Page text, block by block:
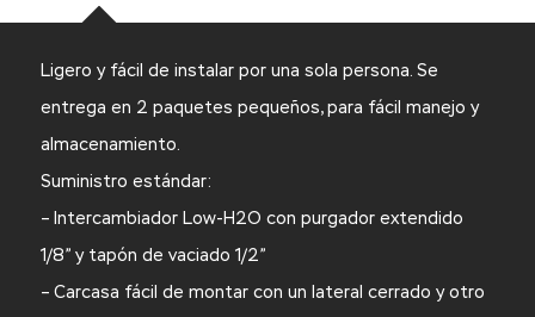
Ligero y fácil de instalar por una sola persona. Se
entrega en 2 paquetes pequeños, para fácil manejo y
almacenamiento.
Suministro estándar:
– Intercambiador Low-H2O con purgador extendido
1/8” y tapón de vaciado 1/2”
– Carcasa fácil de montar con un lateral cerrado y otro